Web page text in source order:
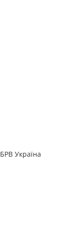
Україна